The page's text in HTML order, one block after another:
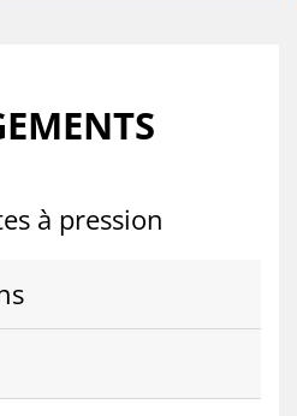
à pres­sion